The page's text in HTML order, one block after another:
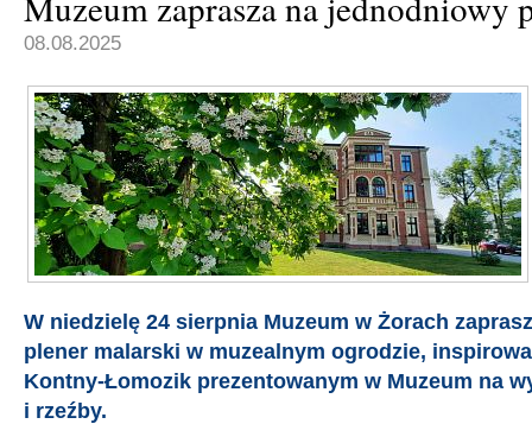
08.08.2025
W niedzielę 24 sierpnia Muzeum w Żorach
plener malarski w muzealnym ogrodzie,
Kontny-Łomozik prezentowanym w Muzeum na
i rzeźby.